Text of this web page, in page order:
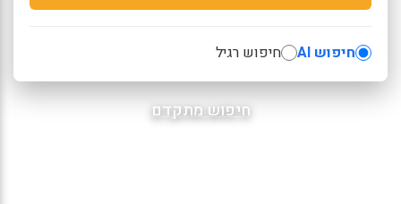
חיפוש AI חיפוש רגיל
חיפוש מתקדם